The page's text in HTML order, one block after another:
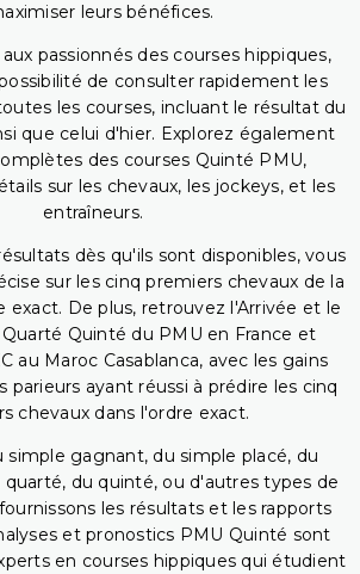
leurs bénéfices.
passionnés des courses hippiques,
de consulter rapidement les
les courses, incluant le résultat du
que celui d'hier. Explorez également
des courses Quinté PMU,
sur les chevaux, les jockeys, et les
entraîneurs.
dès qu'ils sont disponibles, vous
sur les cinq premiers chevaux de la
exact. De plus, retrouvez l'Arrivée et le
Quinté du PMU en France et
au Maroc Casablanca, avec les gains
parieurs ayant réussi à prédire les cinq
chevaux dans l'ordre exact.
simple gagnant, du simple placé, du
quarté, du quinté, ou d'autres types de
les résultats et les rapports
et pronostics PMU Quinté sont
en courses hippiques qui étudient